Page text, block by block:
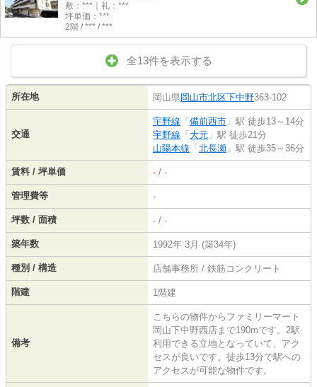
敷：***｜礼：***
坪単価：***
2階 / *** / ***
全13件を表示する
所在地 岡山県岡山市北区下中野363-102
交通
宇野線 「 備前西市 」駅 徒歩13～14分
宇野線 「 大元 」駅 徒歩21分
山陽本線 「 北長瀬 」駅 徒歩35～36分
賃料 / 坪単価 - / -
管理費等 -
坪数 / 面積 - / -
築年数 1992年 3月 (築34年)
種別 / 構造 店舗事務所 / 鉄筋コンクリート
階建 1階建
備考
こちらの物件からファミリーマート
岡山下中野西店まで190mです。2駅
利用できる立地となっていて、アク
セスが良いです。徒歩13分で駅への
アクセスが可能な物件です。